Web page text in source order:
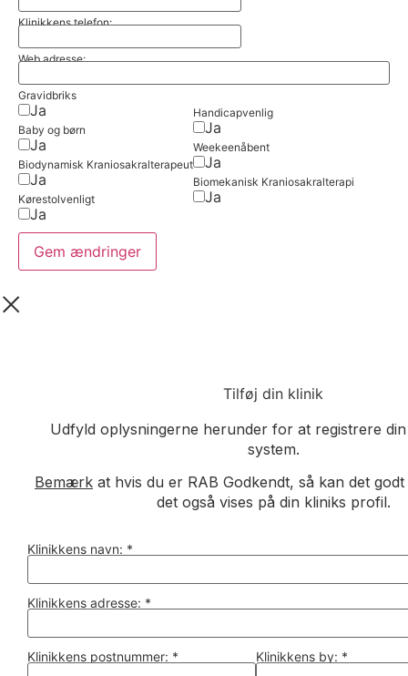
Klinikkens telefon:
Web adresse:
Gravidbriks
Ja
Baby og børn
Ja
Biodynamisk Kraniosakralterapeut
Ja
Kørestolvenligt
Ja
Handicapvenlig
Ja
Weekeenåbent
Ja
Biomekanisk Kraniosakralterapi
Ja
Gem ændringer
Tilføj din klinik
Udfyld oplysningerne herunder for at registrere
system.
Bemærk at hvis du er RAB Godkendt, så kan det
det også vises på din kliniks profil.
Klinikkens navn: *
Klinikkens adresse: *
Klinikkens postnummer: * Klinikkens by: *